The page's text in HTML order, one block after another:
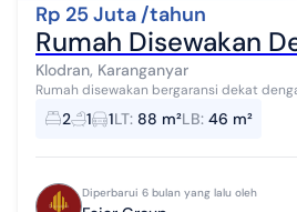
Rp 25 Juta /tahun
Rumah Disewakan
Klodran, Karanganyar
Rumah disewakan bergaransi dekat
cocok utk rumah singgah atau di huni 5 menit ke exit tol solo 15
menit ke bandara solo ...
2 1 1LT: 88 m²LB: 46 m²
Diperbarui 6 bulan yang lalu oleh